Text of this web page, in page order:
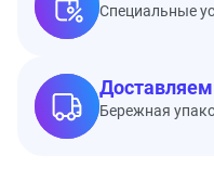
Специальные
Бережная